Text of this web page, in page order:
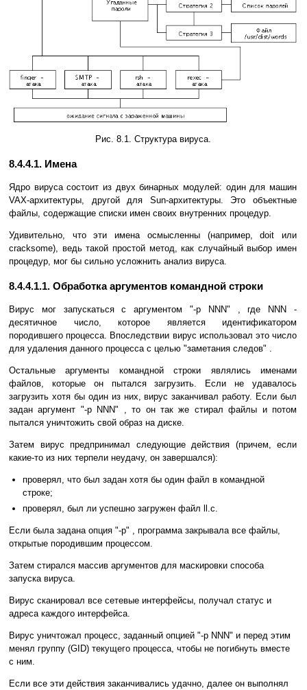
Рис. 8.1. Структура вируса.
8.4.4.1. Имена
Ядро вируса состоит из двух бинарных модулей: один для машин
VAX-архитектуры, другой для Sun-архитектуры. Это объектные
файлы, содержащие списки имен своих внутренних процедур.
Удивительно, что эти имена осмысленны (например, doit или
cracksome), ведь такой простой метод, как случайный выбор имен
процедур, мог бы сильно усложнить анализ вируса.
8.4.4.1.1. Обработка аргументов командной строки
Вирус мог запускаться с аргументом "-p NNN" , где NNN -
десятичное число, которое является идентификатором
породившего процесса. Впоследствии вирус использовал это число
для удаления данного процесса с целью "заметания следов" .
Остальные аргументы командной строки являлись именами
файлов, которые он пытался загрузить. Если не удавалось
загрузить хотя бы один из них, вирус заканчивал работу. Если был
задан аргумент "-p NNN" , то он так же стирал файлы и потом
пытался уничтожить свой образ на диске.
Затем вирус предпринимал следующие действия (причем, если
какие-то из них терпели неудачу, он завершался):
проверял, что был задан хотя бы один файл в командной
строке;
проверял, был ли успешно загружен файл ll.c.
Если была задана опция "-p" , программа закрывала все файлы,
открытые породившим процессом.
Затем стирался массив аргументов для маскировки способа
запуска вируса.
Вирус сканировал все сетевые интерфейсы, получал статус и
адреса каждого интерфейса.
Вирус уничтожал процесс, заданный опцией "-p NNN" и перед этим
менял группу (GID) текущего процесса, чтобы не погибнуть вместе
с ним.
Если все эти действия заканчивались удачно, далее он выполнял